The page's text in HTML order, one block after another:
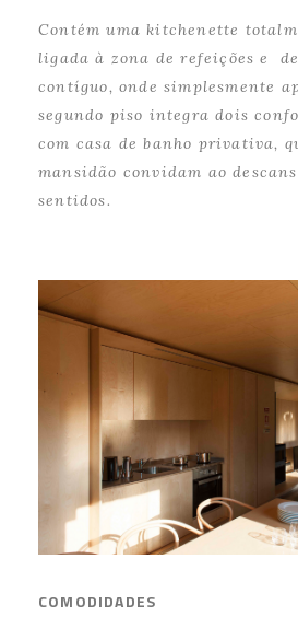
Contém uma kitchenette
ligada à zona de refeições e
contíguo, onde simplesmente
segundo piso integra dois
com casa de banho privativa,
mansidão convidam ao
sentidos.
COMODIDADES